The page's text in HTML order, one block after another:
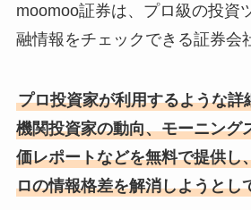
moomoo証券は、プロ級の投資
融情報をチェックできる証券会
プロ投資家が利用するような詳
機関投資家の動向、モーニング
価レポートなどを無料で提供し
ロの情報格差を解消しようとし